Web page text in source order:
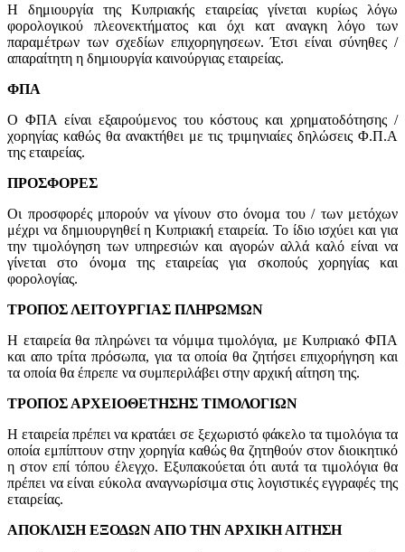
Η δημιουργία της Κυπριακής εταιρείας γίνεται κυρίως λόγω
φορολογικού πλεονεκτήματος και όχι κατ αναγκη λόγο των
παραμέτρων των σχεδίων επιχορηγησεων. Έτσι είναι σύνηθες /
απαραίτητη η δημιουργία καινούργιας εταιρείας.
ΦΠΑ
Ο ΦΠΑ είναι εξαιρούμενος του κόστους και χρηματοδότησης /
χορηγίας καθώς θα ανακτήθει με τις τριμηνιαίες δηλώσεις Φ.Π.Α
της εταιρείας.
ΠΡΟΣΦΟΡΕΣ
Οι προσφορές μπορούν να γίνουν στο όνομα του / των μετόχων
μέχρι να δημιουργηθεί η Κυπριακή εταιρεία. Το ίδιο ισχύει και για
την τιμολόγηση των υπηρεσιών και αγορών αλλά καλό είναι να
γίνεται στο όνομα της εταιρείας για σκοπούς χορηγίας και
φορολογίας.
ΤΡΟΠΟΣ ΛΕΙΤΟΥΡΓΙΑΣ ΠΛΗΡΩΜΩΝ
Η εταιρεία θα πληρώνει τα νόμιμα τιμολόγια, με Κυπριακό ΦΠΑ
και απο τρίτα πρόσωπα, για τα οποία θα ζητήσει επιχορήγηση και
τα οποία θα έπρεπε να συμπεριλάβει στην αρχική αίτηση της.
ΤΡΟΠΟΣ ΑΡΧΕΙΟΘΕΤΗΣΗΣ ΤΙΜΟΛΟΓΙΩΝ
Η εταιρεία πρέπει να κρατάει σε ξεχωριστό φάκελο τα τιμολόγια τα
οποία εμπίπτουν στην χορηγία καθώς θα ζητηθούν στον διοικητικό
η στον επί τόπου έλεγχο. Εξυπακούεται ότι αυτά τα τιμολόγια θα
πρέπει να είναι εύκολα αναγνωρίσιμα στις λογιστικές εγγραφές της
εταιρείας.
ΑΠΟΚΛΙΣΗ ΕΞΟΔΩΝ ΑΠΟ ΤΗΝ ΑΡΧΙΚΗ ΑΙΤΗΣΗ